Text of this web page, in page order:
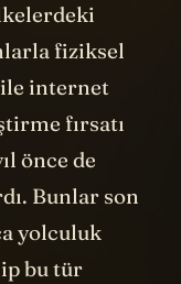
fiziksel
internet
fırsatı
önce de
Bunlar son
yolculuk
bu tür